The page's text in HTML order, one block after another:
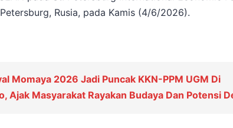
Rusia, pada Kamis (4/6/2026).
Momaya 2026 Jadi Puncak KKN-PPM UGM Di
Ajak Masyarakat Rayakan Budaya Dan Potensi